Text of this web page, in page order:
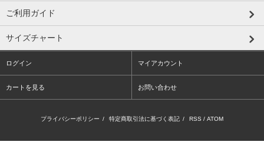
ご利用ガイド
サイズチャート
ログイン マイアカウント
カートを見る お問い合わせ
プライバシーポリシー / 特定商取引法に基づく表記 / RSS / ATOM